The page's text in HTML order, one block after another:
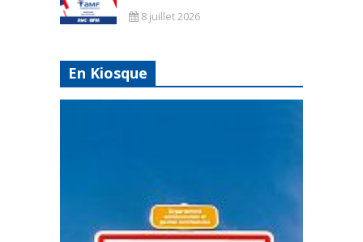
8 juillet 2026
En Kiosque